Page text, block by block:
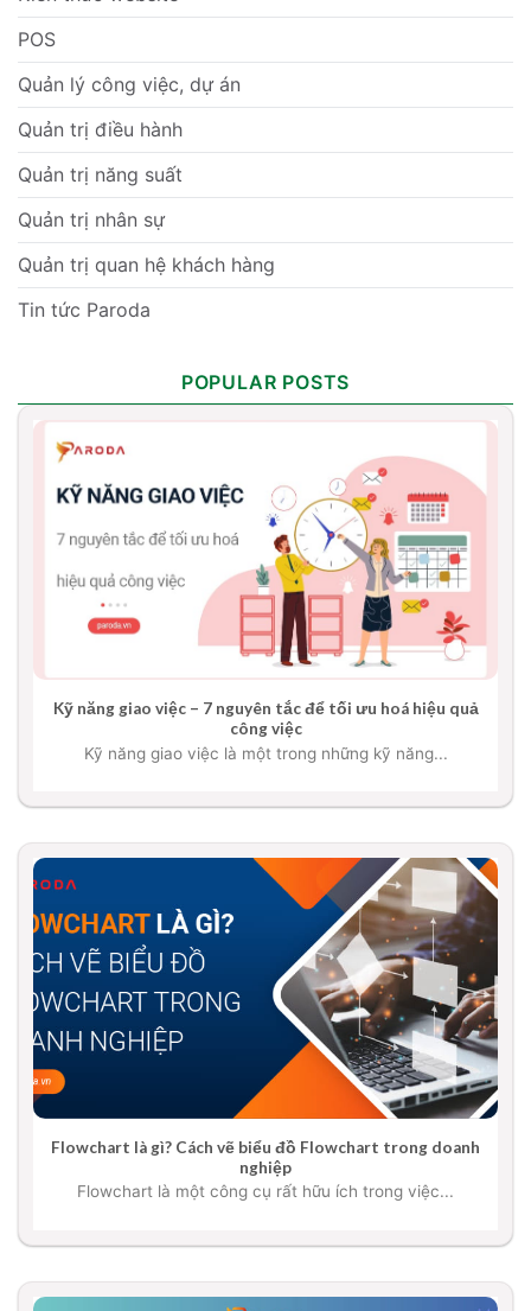
POS
Quản lý công việc, dự án
Quản trị điều hành
Quản trị năng suất
Quản trị nhân sự
Quản trị quan hệ khách hàng
Tin tức Paroda
POPULAR POSTS
Kỹ năng giao việc – 7 nguyên tắc để tối ưu hoá hiệu quả
công việc
Kỹ năng giao việc là một trong những kỹ năng...
Flowchart là gì? Cách vẽ biểu đồ Flowchart trong doanh
nghiệp
Flowchart là một công cụ rất hữu ích trong việc...